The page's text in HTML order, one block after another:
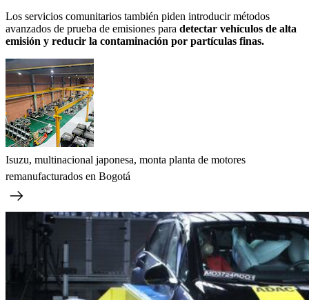
Los servicios comunitarios también piden introducir métodos
avanzados de prueba de emisiones para detectar vehículos de alta
emisión y reducir la contaminación por partículas finas.
Isuzu, multinacional japonesa, monta planta de motores
remanufacturados en Bogotá